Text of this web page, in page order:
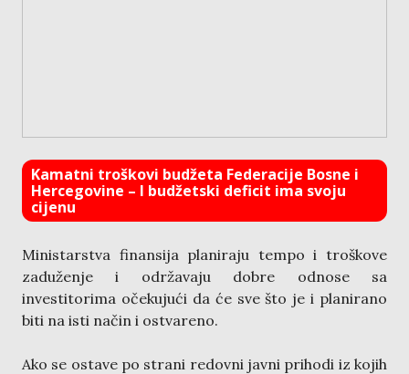
Kamatni troškovi budžeta Federacije Bosne i
Hercegovine – I budžetski deficit ima svoju
cijenu
Ministarstva finansija planiraju tempo i troškove
zaduženje i održavaju dobre odnose sa
investitorima očekujući da će sve što je i planirano
biti na isti način i ostvareno.
Ako se ostave po strani redovni javni prihodi iz kojih